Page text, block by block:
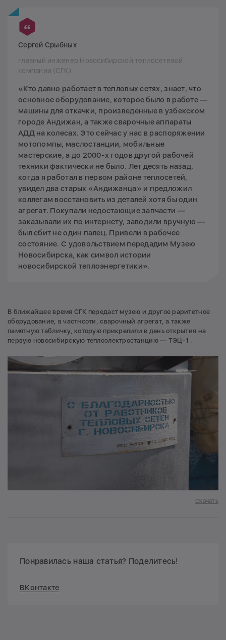
Сергей Срыбных
главный инженер Новосибирской теплосетевой
компании (СГК)
«Кто давно работает в тепловых сетях, знает, что
основное оборудование, которое было в работе —
машины для откачки, произведенные в узбекском
городе Андижан, а также сварочные аппараты
АДД на колесах. Это сейчас у нас в распоряжении
мотопомпы, маслостанции, мобильные
мастерские, а до 2000-х годов другой рабочей
техники фактически не было. Лет десять назад,
когда я работал в первом районе теплосетей,
увидел два старых «Андижанца» и предложил
коллегам восстановить из деталей хотя бы один
агрегат. Покупали недостающие запчасти —
заказывали их по интернету, заводили вручную —
был сбит не один палец. Привели в рабочее
состояние. С удовольствием передадим Музею
Новосибирска, как символ истории
новосибирской теплоэнергетики».
В ближайшее время СГК передаст музею и другое раритетное
оборудование, в частнсоти, сварочный агрегат, а также
памятную табличку, которую прикрепили в день открытия на
первую новосибирскую теплоэлектростанцию — ТЭЦ-1 .
Скачать
Понравилась наша статья? Поделитесь!
ВКонтакте